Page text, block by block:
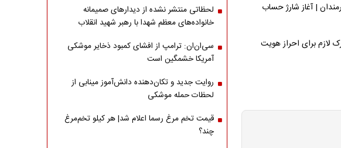
حقوق کارمندان | آغاز شارژ حساب
لازم برای احراز هویت
لحظاتی منتشر نشده از دیدارهای صمیمانه
خانواده‌های معظم شهدا با رهبر شهید انقلاب
سی‌ان‌ان: ترامپ از افشای کمبود ذخایر موشکی
آمریکا خشمگین است
روایت جدید و تکان‌دهنده دانش‌آموز مینابی از
لحظات حمله موشکی
قیمت تخم مرغ رسما اعلام شد| هر کیلو تخم‌مرغ
چند؟